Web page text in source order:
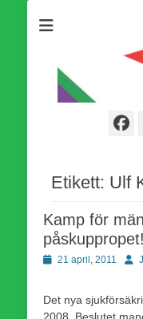
Etikett: Ulf
Kamp för
påskuppropet!
Publicerad
21 april, 2011
Det nya
2008. Beslutet